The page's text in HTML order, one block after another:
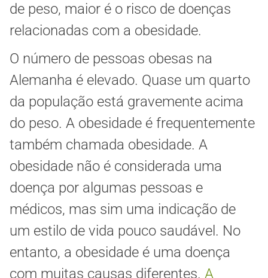
de peso, maior é o risco de doenças
relacionadas com a obesidade.
O número de pessoas obesas na
Alemanha é elevado. Quase um quarto
da população está gravemente acima
do peso. A obesidade é frequentemente
também chamada obesidade. A
obesidade não é considerada uma
doença por algumas pessoas e
médicos, mas sim uma indicação de
um estilo de vida pouco saudável. No
entanto, a obesidade é uma doença
com muitas causas diferentes. A